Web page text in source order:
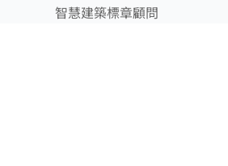
智慧建築標章顧問